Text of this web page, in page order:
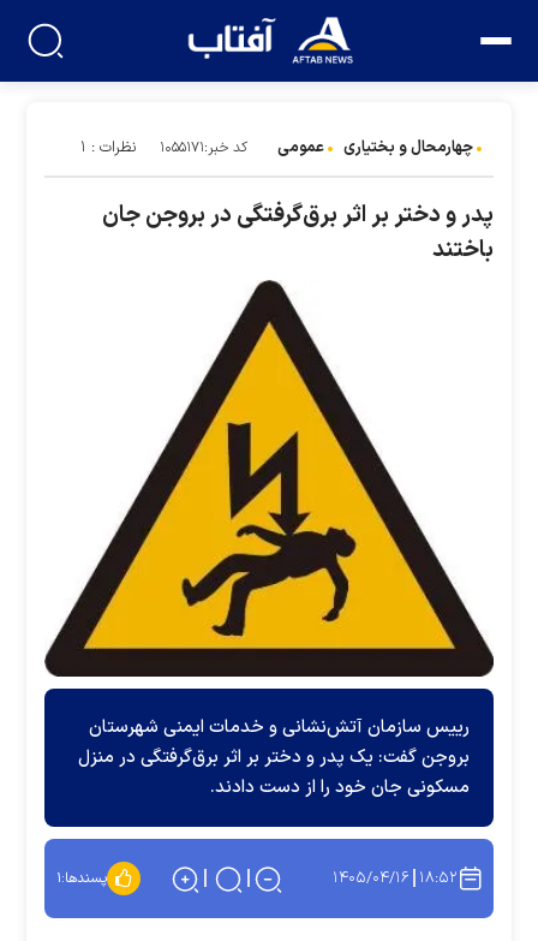
چهارمحال و بختیاری عمومی کد خبر:۱۰۵۵۱۷۱ نظرات : ۱
پدر و دختر بر اثر برق‌گرفتگی در بروجن جان
باختند
رییس سازمان آتش‌نشانی و خدمات ایمنی شهرستان
بروجن گفت: یک پدر و دختر بر اثر برق‌گرفتگی در منزل
مسکونی جان خود را از دست دادند.
۱۸:۵۲ ۱۴۰۵/۰۴/۱۶ پسندها:۱